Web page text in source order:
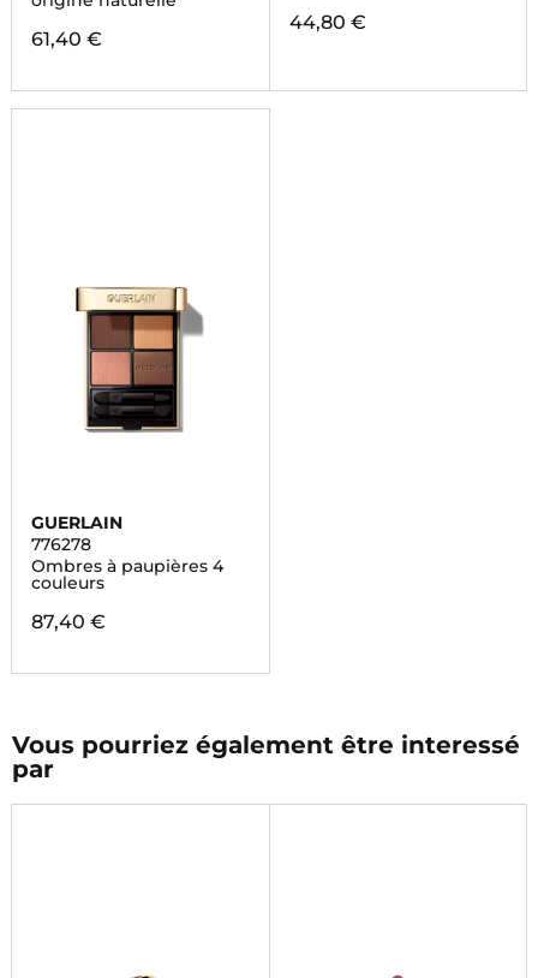
61,40 €
44,80 €
GUERLAIN
776278
Ombres à paupières 4
couleurs
87,40 €
Vous pourriez également être interessé
par